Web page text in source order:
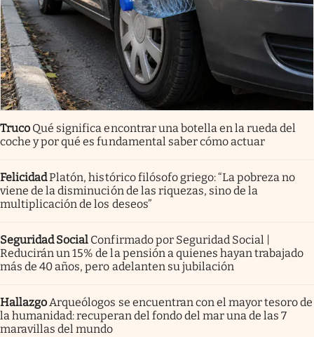
Truco Qué significa encontrar una botella en la rueda del
coche y por qué es fundamental saber cómo actuar
FelicidadPlatón, histórico filósofo griego: “La pobreza no
viene de la disminución de las riquezas, sino de la
multiplicación de los deseos”
Seguridad Social Confirmado por Seguridad Social |
Reducirán un 15% de la pensión a quienes hayan trabajado
más de 40 años, pero adelanten su jubilación
HallazgoArqueólogos se encuentran con el mayor tesoro de
la humanidad: recuperan del fondo del mar una de las 7
maravillas del mundo